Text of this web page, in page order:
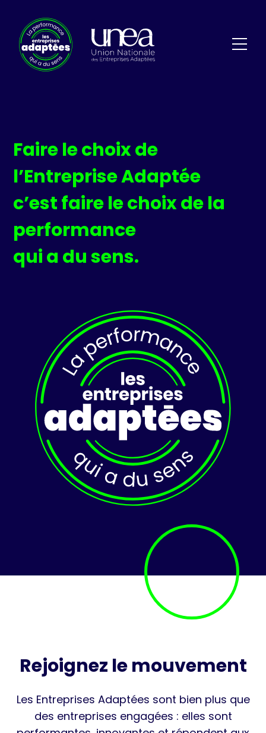
Faire le choix de
l’Entreprise Adaptée
c’est faire le choix de la
performance
qui a du sens.
Rejoignez le mouvement
Les Entreprises Adaptées sont bien plus que
des entreprises engagées : elles sont